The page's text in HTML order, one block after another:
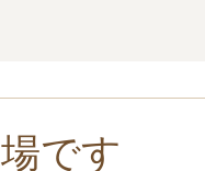
です